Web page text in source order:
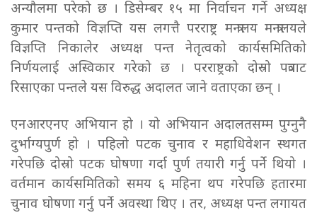
अन्यौलमा परेको छ । डिसेम्बर १५ मा निर्वाचन गर्ने अध्यक्ष
कुमार पन्तको विज्ञप्ति यस लगत्तै परराष्ट्र मन्त्रालय मन्त्रालयले
विज्ञप्ति निकालेर अध्यक्ष पन्त नेतृत्वको कार्यसमितिको
निर्णयलाई अस्विकार गरेको छ । परराष्ट्रको दोस्रो पत्रवाट
रिसाएका पन्तले यस विरुद्ध अदालत जाने वताएका छन् ।
एनआरएनए अभियान हो । यो अभियान अदालतसम्म पुग्नुनै
दुर्भाग्यपुर्ण हो । पहिलो पटक चुनाव र महाधिवेशन स्थगत
गरेपछि दोस्रो पटक घोषणा गर्दा पुर्ण तयारी गर्नु पर्ने थियो ।
वर्तमान कार्यसमितिको समय ६ महिना थप गरेपछि हतारमा
चुनाव घोषणा गर्नु पर्ने अवस्था थिए । तर, अध्यक्ष पन्त लगायत